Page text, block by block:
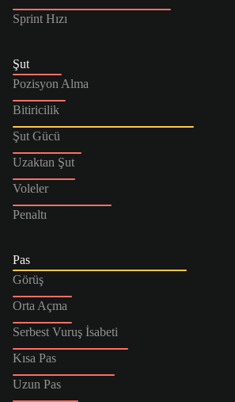
Sprint Hızı
Şut
Pozisyon Alma
Bitiricilik
Şut Gücü
Uzaktan Şut
Voleler
Penaltı
Pas
Görüş
Orta Açma
Serbest Vuruş İsabeti
Kısa Pas
Uzun Pas